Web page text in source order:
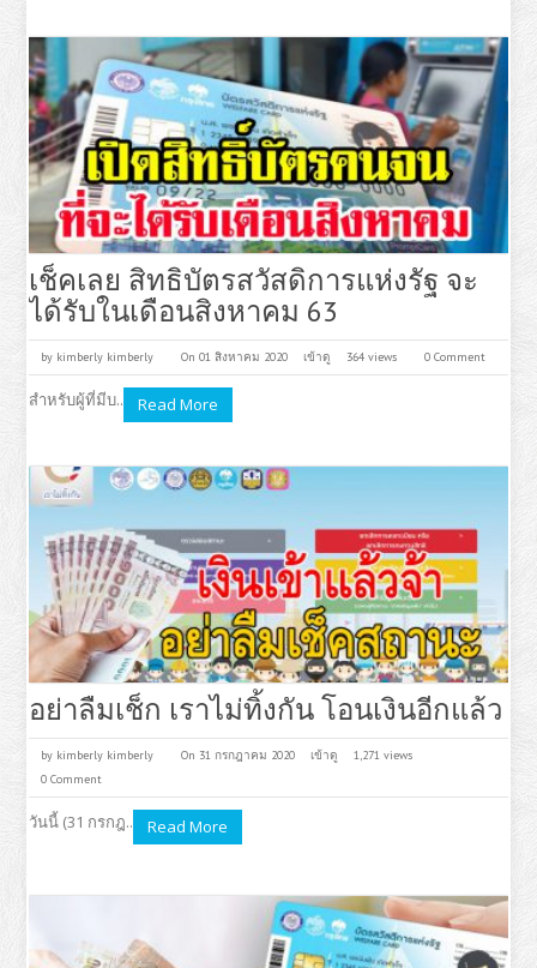
เช็คเลย สิทธิบัตรสวัสดิการแห่งรัฐ จะ
ได้รับในเดือนสิงหาคม 63
by kimberly kimberly On 01 สิงหาคม 2020 เข้าดู 364 views 0 Comment
สำหรับผู้ที่มีบ.. Read More
อย่าลืมเช็ก เราไม่ทิ้งกัน โอนเงินอีกแล้ว
by kimberly kimberly On 31 กรกฎาคม 2020 เข้าดู
1,271 views
0 Comment
วันนี้ (31 กรกฎ.. Read More